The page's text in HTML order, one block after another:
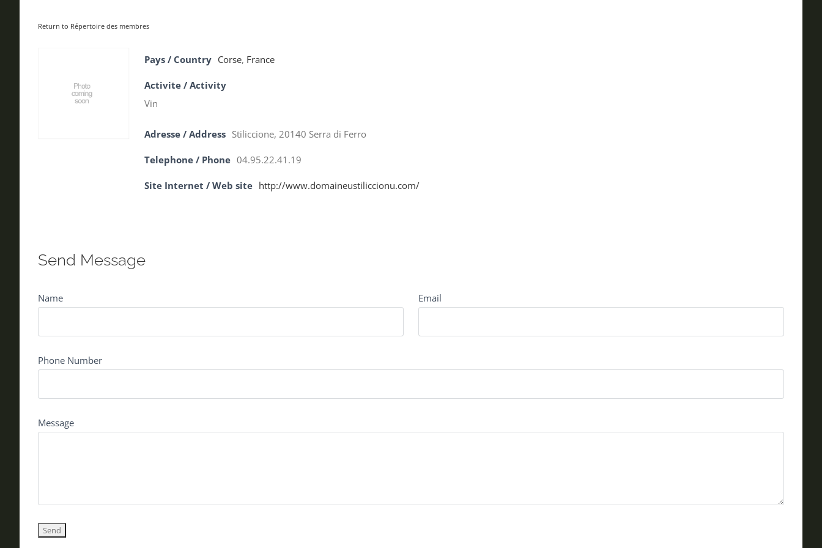
Return to Répertoire des membres
Pays / Country Corse, France
Activite / Activity
Vin
Adresse / Address Stiliccione, 20140 Serra di Ferro
Telephone / Phone 04.95.22.41.19
Site Internet / Web site http://www.domaineustiliccionu.com/
Send Message
Name Email
Phone Number
Message